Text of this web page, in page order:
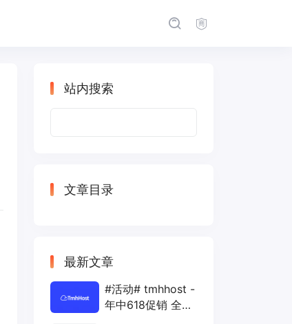
站内搜索
文章目录
最新文章
#活动# tmhhost -
年中618促销 全场